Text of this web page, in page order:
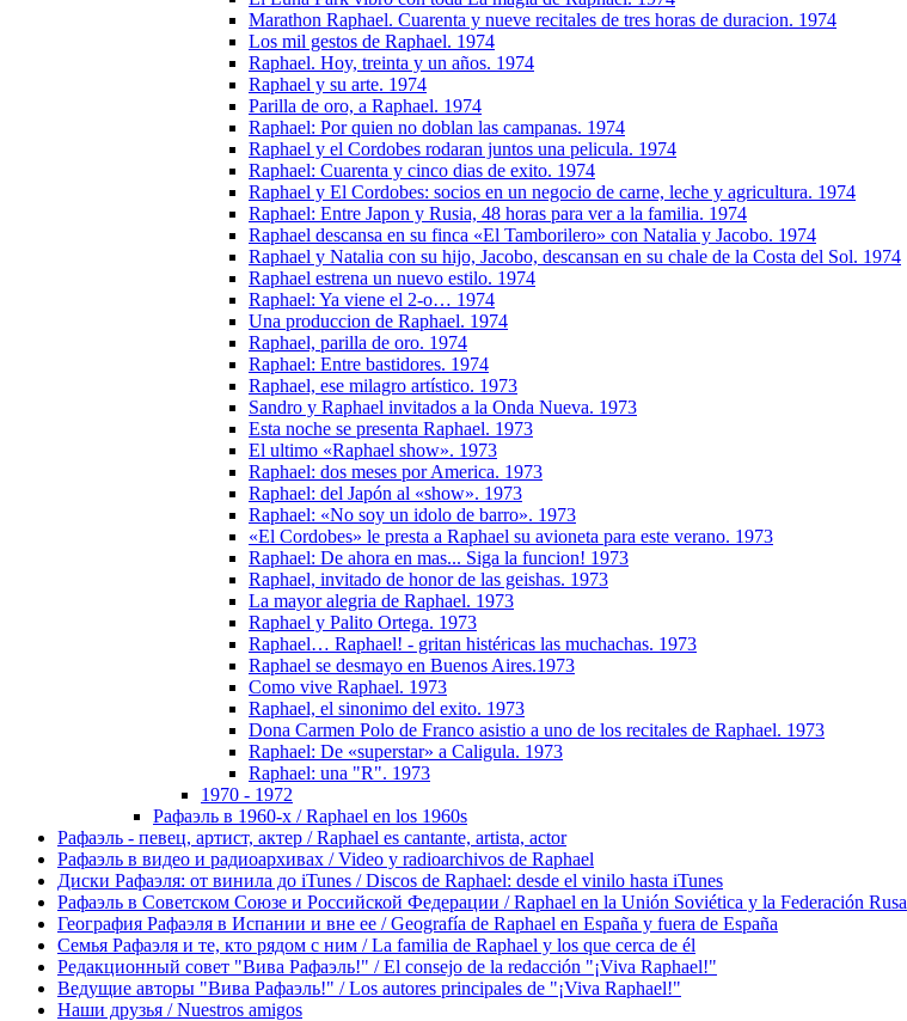
Marathon Raphael. Cuarenta y nueve recitales de tres horas de duracion. 1974
Los mil gestos de Raphael. 1974
Raphael. Hoy, treinta y un años. 1974
Raphael y su arte. 1974
Parilla de oro, a Raphael. 1974
Raphael: Por quien no doblan las campanas. 1974
Raphael y el Cordobes rodaran juntos una pelicula. 1974
Raphael: Cuarenta y cinco dias de exito. 1974
Raphael y El Cordobes: socios en un negocio de carne, leche y agricultura. 1974
Raphael: Entre Japon y Rusia, 48 horas para ver a la familia. 1974
Raphael descansa en su finca «El Tamborilero» con Natalia y Jacobo. 1974
Raphael y Natalia con su hijo, Jacobo, descansan en su chale de la Costa del Sol. 1974
Raphael estrena un nuevo estilo. 1974
Raphael: Ya viene el 2-o… 1974
Una produccion de Raphael. 1974
Raphael, parilla de oro. 1974
Raphael: Entre bastidores. 1974
Raphael, ese milagro artístico. 1973
Sandro y Raphael invitados a la Onda Nueva. 1973
Esta noche se presenta Raphael. 1973
El ultimo «Raphael show». 1973
Raphael: dos meses por America. 1973
Raphael: del Japón al «show». 1973
Raphael: «No soy un idolo de barro». 1973
«El Cordobes» le presta a Raphael su avioneta para este verano. 1973
Raphael: De ahora en mas... Siga la funcion! 1973
Raphael, invitado de honor de las geishas. 1973
La mayor alegria de Raphael. 1973
Raphael y Palito Ortega. 1973
Raphael… Raphael! - gritan histéricas las muchachas. 1973
Raphael se desmayo en Buenos Aires.1973
Como vive Raphael. 1973
Raphael, el sinonimo del exito. 1973
Dona Carmen Polo de Franco asistio a uno de los recitales de Raphael. 1973
Raphael: De «superstar» a Caligula. 1973
Raphael: una "R". 1973
1970 - 1972
Рафаэль в 1960-х / Raphael en los 1960s
Рафаэль - певец, артист, актер / Raphael es cantante, artista, actor
Рафаэль в видео и радиоархивах / Video y radioarchivos de Raphael
Диски Рафаэля: от винила до iTunes / Discos de Raphael: desde el vinilo hasta iTunes
Рафаэль в Советском Союзе и Российской Федерации / Raphael en la Unión Soviética y la Federación Rusa
География Рафаэля в Испании и вне ее / Geografía de Raphael en España y fuera de España
Семья Рафаэля и те, кто рядом с ним / La familia de Raphael y los que cerca de él
Редакционный совет "Вива Рафаэль!" / El consejo de la redacción "¡Viva Raphael!"
Ведущие авторы "Вива Рафаэль!" / Los autores principales de "¡Viva Raphael!"
Наши друзья / Nuestros amigos